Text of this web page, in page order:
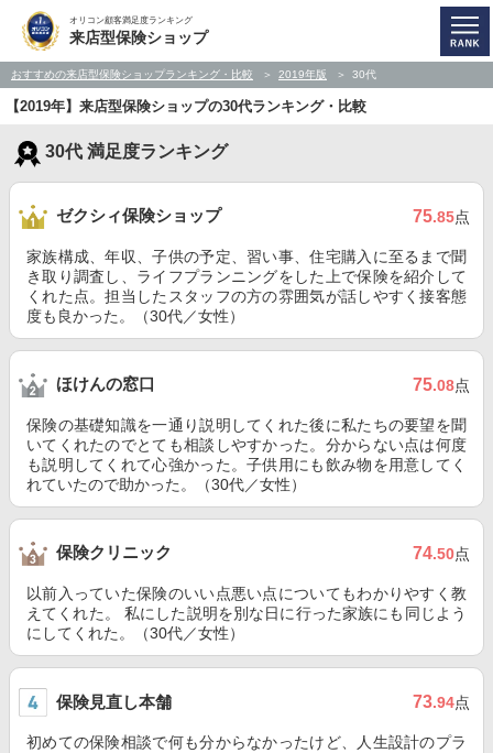
オリコン顧客満足度ランキング
来店型保険ショップ
おすすめの来店型保険ショップランキング・比較 2019年版 30代
【2019年】来店型保険ショップの30代ランキング・比較
30代 満足度ランキング
ゼクシィ保険ショップ 75.85点
家族構成、年収、子供の予定、習い事、住宅購入に至るまで聞
き取り調査し、ライフプランニングをした上で保険を紹介して
くれた点。担当したスタッフの方の雰囲気が話しやすく接客態
度も良かった。（30代／女性）
ほけんの窓口 75.08点
保険の基礎知識を一通り説明してくれた後に私たちの要望を聞
いてくれたのでとても相談しやすかった。分からない点は何度
も説明してくれて心強かった。子供用にも飲み物を用意してく
れていたので助かった。（30代／女性）
保険クリニック 74.50点
以前入っていた保険のいい点悪い点についてもわかりやすく教
えてくれた。 私にした説明を別な日に行った家族にも同じよう
にしてくれた。（30代／女性）
保険見直し本舗 73.94点
初めての保険相談で何も分からなかったけど、人生設計のプラ